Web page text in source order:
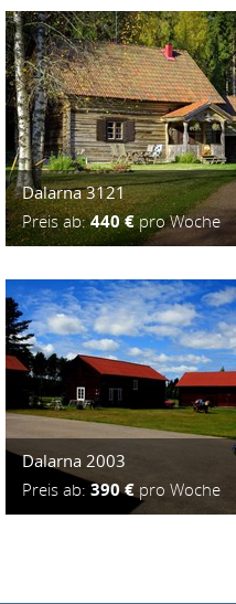
Dalarna 3121
Preis ab:440 €pro Woche
Dalarna 2003
Preis ab: 390 € pro Woche